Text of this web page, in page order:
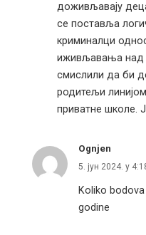
доживљавају
се поставља
криминалци
иживљавања над
смислили да би
родитељи
приватне школе.
Ognjen
5. јун 2024. у
Koliko
godine